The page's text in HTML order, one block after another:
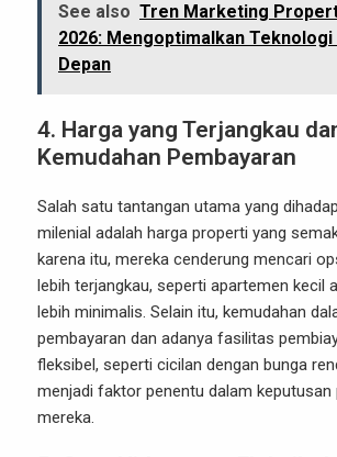
See also Tren Marketing
2026: Mengoptimalkan
Depan
4. Harga yang Terjangkau
Kemudahan Pembayaran
Salah satu tantangan utama yang
milenial adalah harga properti yang
karena itu, mereka cenderung mencari
lebih terjangkau, seperti apartemen kecil
lebih minimalis. Selain itu, kemudahan
pembayaran dan adanya fasilitas
fleksibel, seperti cicilan dengan bunga
menjadi faktor penentu dalam keputusan
mereka.